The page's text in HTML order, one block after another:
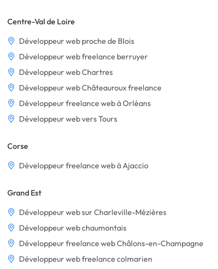
Centre-Val de Loire
Développeur web proche de Blois
Développeur web freelance berruyer
Développeur web Chartres
Développeur web Châteauroux freelance
Développeur freelance web à Orléans
Développeur web vers Tours
Corse
Développeur freelance web à Ajaccio
Grand Est
Développeur web sur Charleville-Mézières
Développeur web chaumontais
Développeur freelance web Châlons-en-Champagne
Développeur web freelance colmarien